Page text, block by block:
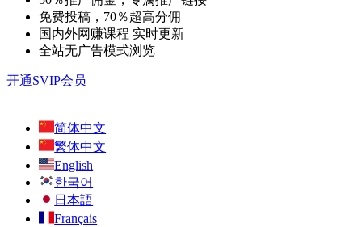
免费投稿，70％超高分佣
国内外网赚课程 实时更新
全站无广告模式浏览
开通SVIP会员
简体中文
繁体中文
English
한국어
日本語
Français